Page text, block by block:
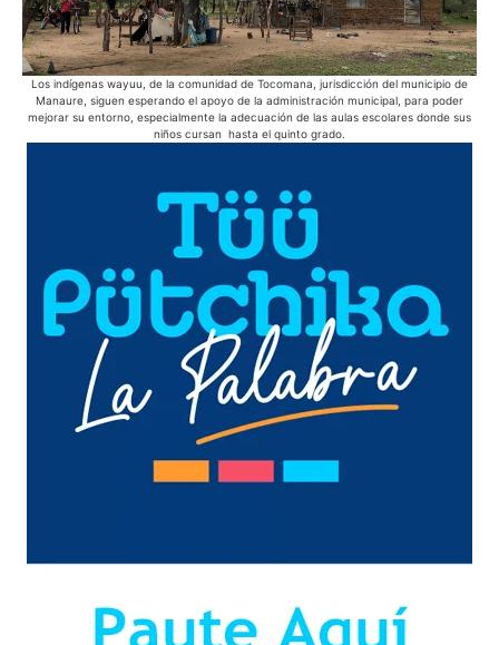
Los indígenas wayuu, de la comunidad de Tocomana, jurisdicción del municipio de
Manaure, siguen esperando el apoyo de la administración municipal, para poder
mejorar su entorno, especialmente la adecuación de las aulas escolares donde sus
niños cursan hasta el quinto grado.